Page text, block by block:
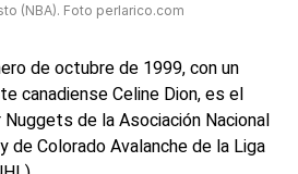
(NBA). Foto perlarico.com
de octubre de 1999, con un
canadiense Celine Dion, es el
de la Asociación Nacional
de Colorado Avalanche de la Liga